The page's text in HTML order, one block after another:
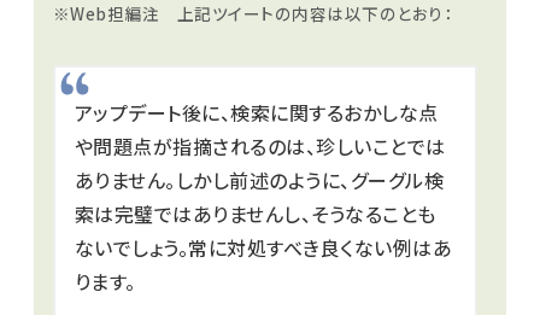
※Web担編注 上記ツイートの内容は以下のとおり：
アップデート後に、検索に関するおかしな点
や問題点が指摘されるのは、珍しいことでは
ありません。しかし前述のように、グーグル検
索は完璧ではありませんし、そうなることも
ないでしょう。常に対処すべき良くない例はあ
ります。